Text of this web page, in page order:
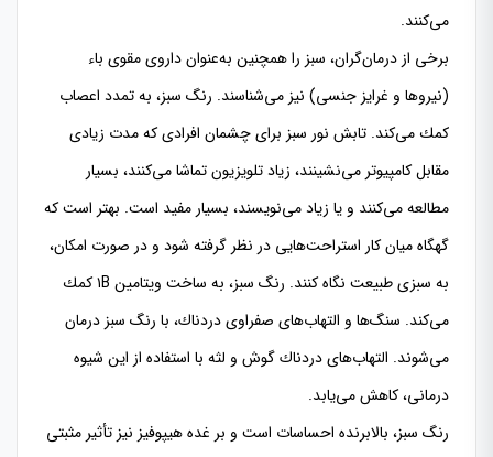
می‌كنند.
برخی از درمان‌گران، سبز را همچنین به‌عنوان داروی مقوی باء
(نیروها و غرایز جنسی) نیز می‌شناسند. رنگ سبز، به تمدد اعصاب
كمك می‌كند. تابش نور سبز برای چشمان افرادی كه مدت زیادی
مقابل كامپیوتر می‌نشینند، زیاد تلویزیون تماشا می‌كنند، بسیار
مطالعه می‌كنند و یا زیاد می‌نویسند، بسیار مفید است. بهتر است كه
گهگاه میان كار استراحت‌هایی در نظر گرفته شود و در صورت امكان،
به سبزی طبیعت نگاه كنند. رنگ سبز، به ساخت ویتامین ١B كمك
می‌كند. سنگ‌ها و التهاب‌های صفراوی دردناك، با رنگ سبز درمان
می‌شوند. التهاب‌های دردناك گوش و لثه با استفاده از این شیوه
درمانی، كاهش می‌یابد.
رنگ سبز، بالابرنده احساسات است و بر غده هیپوفیز نیز تأثیر مثبتی